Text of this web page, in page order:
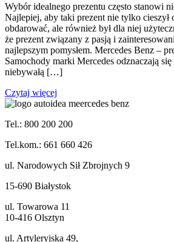
Wybór idealnego prezentu często stanowi
Najlepiej, aby taki prezent nie tylko cieszył
obdarować, ale również był dla niej
że prezent związany z pasją i
najlepszym pomysłem. Mercedes Benz –
Samochody marki Mercedes odznaczają
niebywałą […]
Czytaj więcej
Tel.: 800 200 200
Tel.kom.: 661 660 426
ul. Narodowych Sił Zbrojnych 9
15-690 Białystok
ul. Towarowa 11
10-416 Olsztyn
ul. Artyleryjska 49,